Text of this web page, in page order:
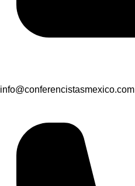
info@conferencistasmexico.com